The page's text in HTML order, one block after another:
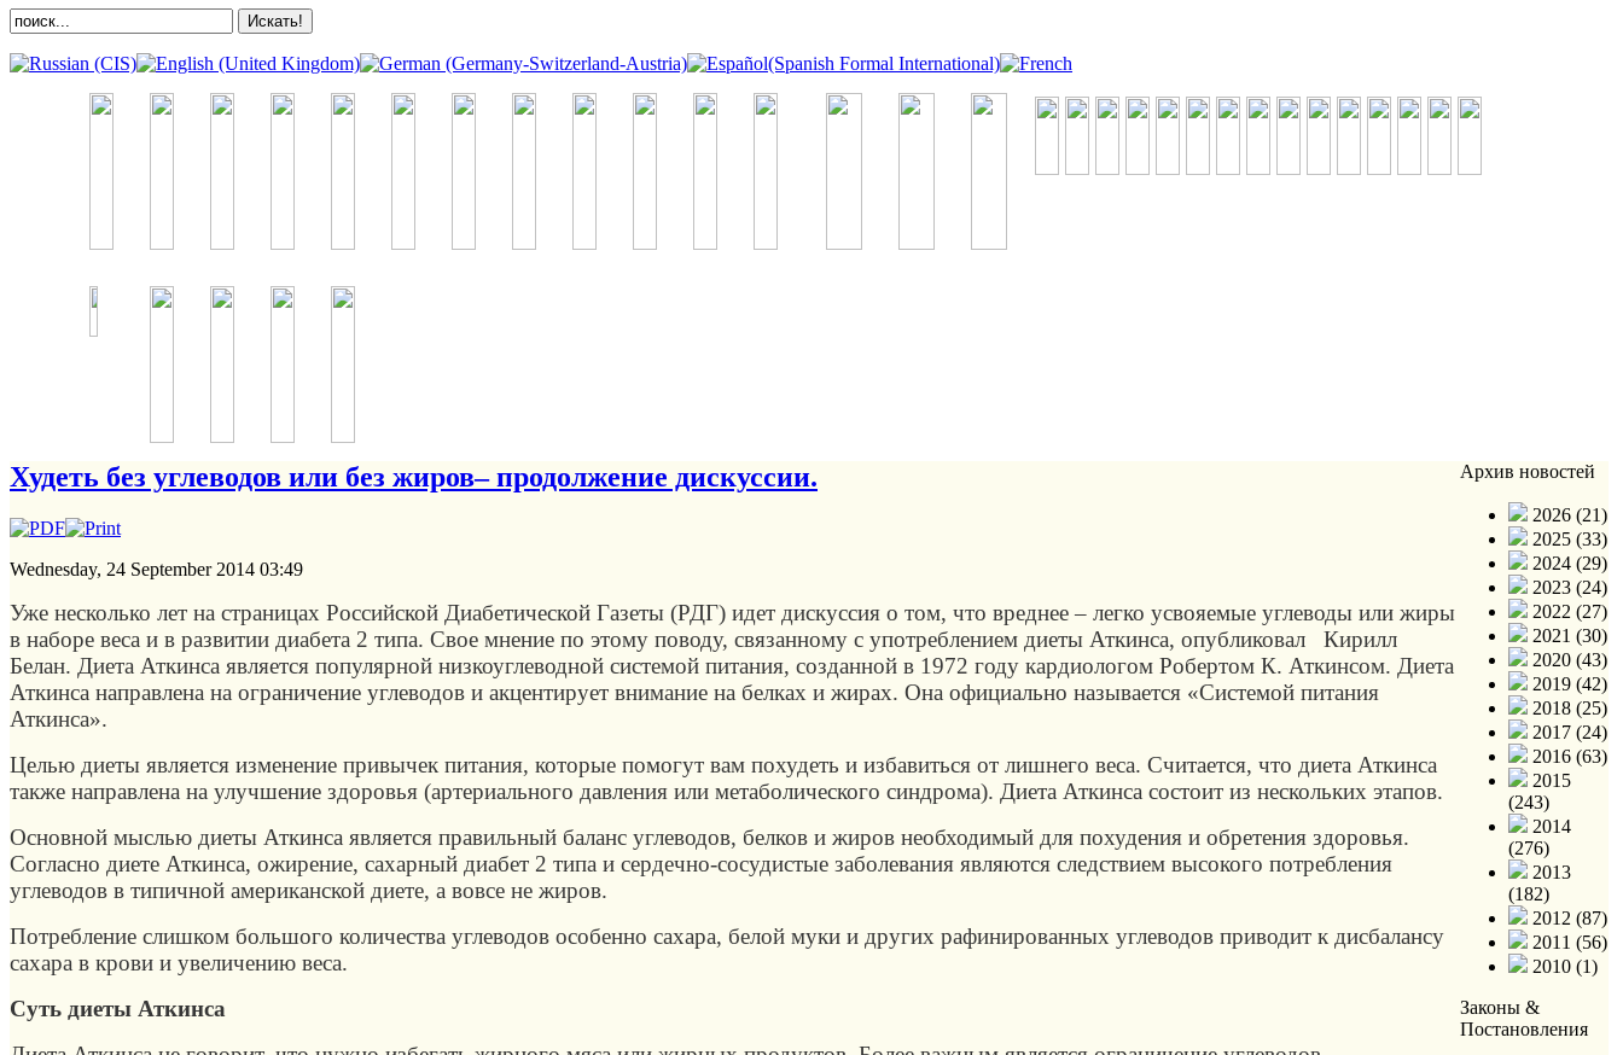
Худеть без углеводов или без жиров– продолжение дискуссии.
Wednesday, 24 September 2014 03:49
Уже несколько лет на страницах Российской Диабетической Газеты (РДГ) идет дискуссия о том, что вреднее – легко усвояемые углеводы или жиры
в наборе веса и в развитии диабета 2 типа. Свое мнение по этому поводу, связанному с употреблением диеты Аткинса, опубликовал Кирилл
Белан. Диета Аткинса является популярной низкоуглеводной системой питания, созданной в 1972 году кардиологом Робертом К. Аткинсом. Диета
Аткинса направлена на ограничение углеводов и акцентирует внимание на белках и жирах. Она официально называется «Системой питания
Аткинса».
Целью диеты является изменение привычек питания, которые помогут вам похудеть и избавиться от лишнего веса. Считается, что диета Аткинса
также направлена на улучшение здоровья (артериального давления или метаболического синдрома). Диета Аткинса состоит из нескольких этапов.
Основной мыслью диеты Аткинса является правильный баланс углеводов, белков и жиров необходимый для похудения и обретения здоровья.
Согласно диете Аткинса, ожирение, сахарный диабет 2 типа и сердечно-сосудистые заболевания являются следствием высокого потребления
углеводов в типичной американской диете, а вовсе не жиров.
Потребление слишком большого количества углеводов особенно сахара, белой муки и других рафинированных углеводов приводит к дисбалансу
сахара в крови и увеличению веса.
Суть диеты Аткинса
Архив новостей
2026 (21)
2025 (33)
2024 (29)
2023 (24)
2022 (27)
2021 (30)
2020 (43)
2019 (42)
2018 (25)
2017 (24)
2016 (63)
2015
(243)
2014
(276)
2013
(182)
2012 (87)
2011 (56)
2010 (1)
Законы &
Постановления